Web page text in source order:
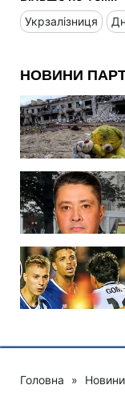
Укрзалізниця
Головна » Новини